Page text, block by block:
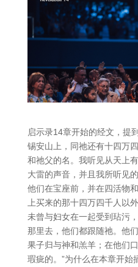
启示录14章开始的经文，提
锡安山上，同祂还有十四万
和祂父的名。我听见从天上
大雷的声音，并且我所听见
他们在宝座前，并在四活物
上买来的那十四万四千人以
未曾与妇女在一起受到玷污
那里去，他们都跟随祂。他
果子归与神和羔羊；在他们
瑕疵的。”为什么在本章开始